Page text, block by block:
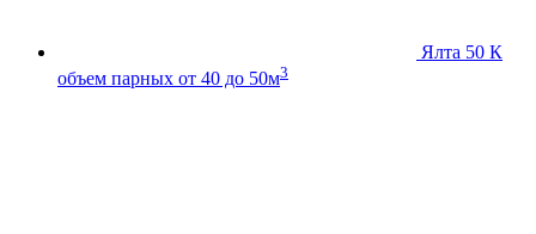
Ялта 50 К
объем парных от 40 до 50м3